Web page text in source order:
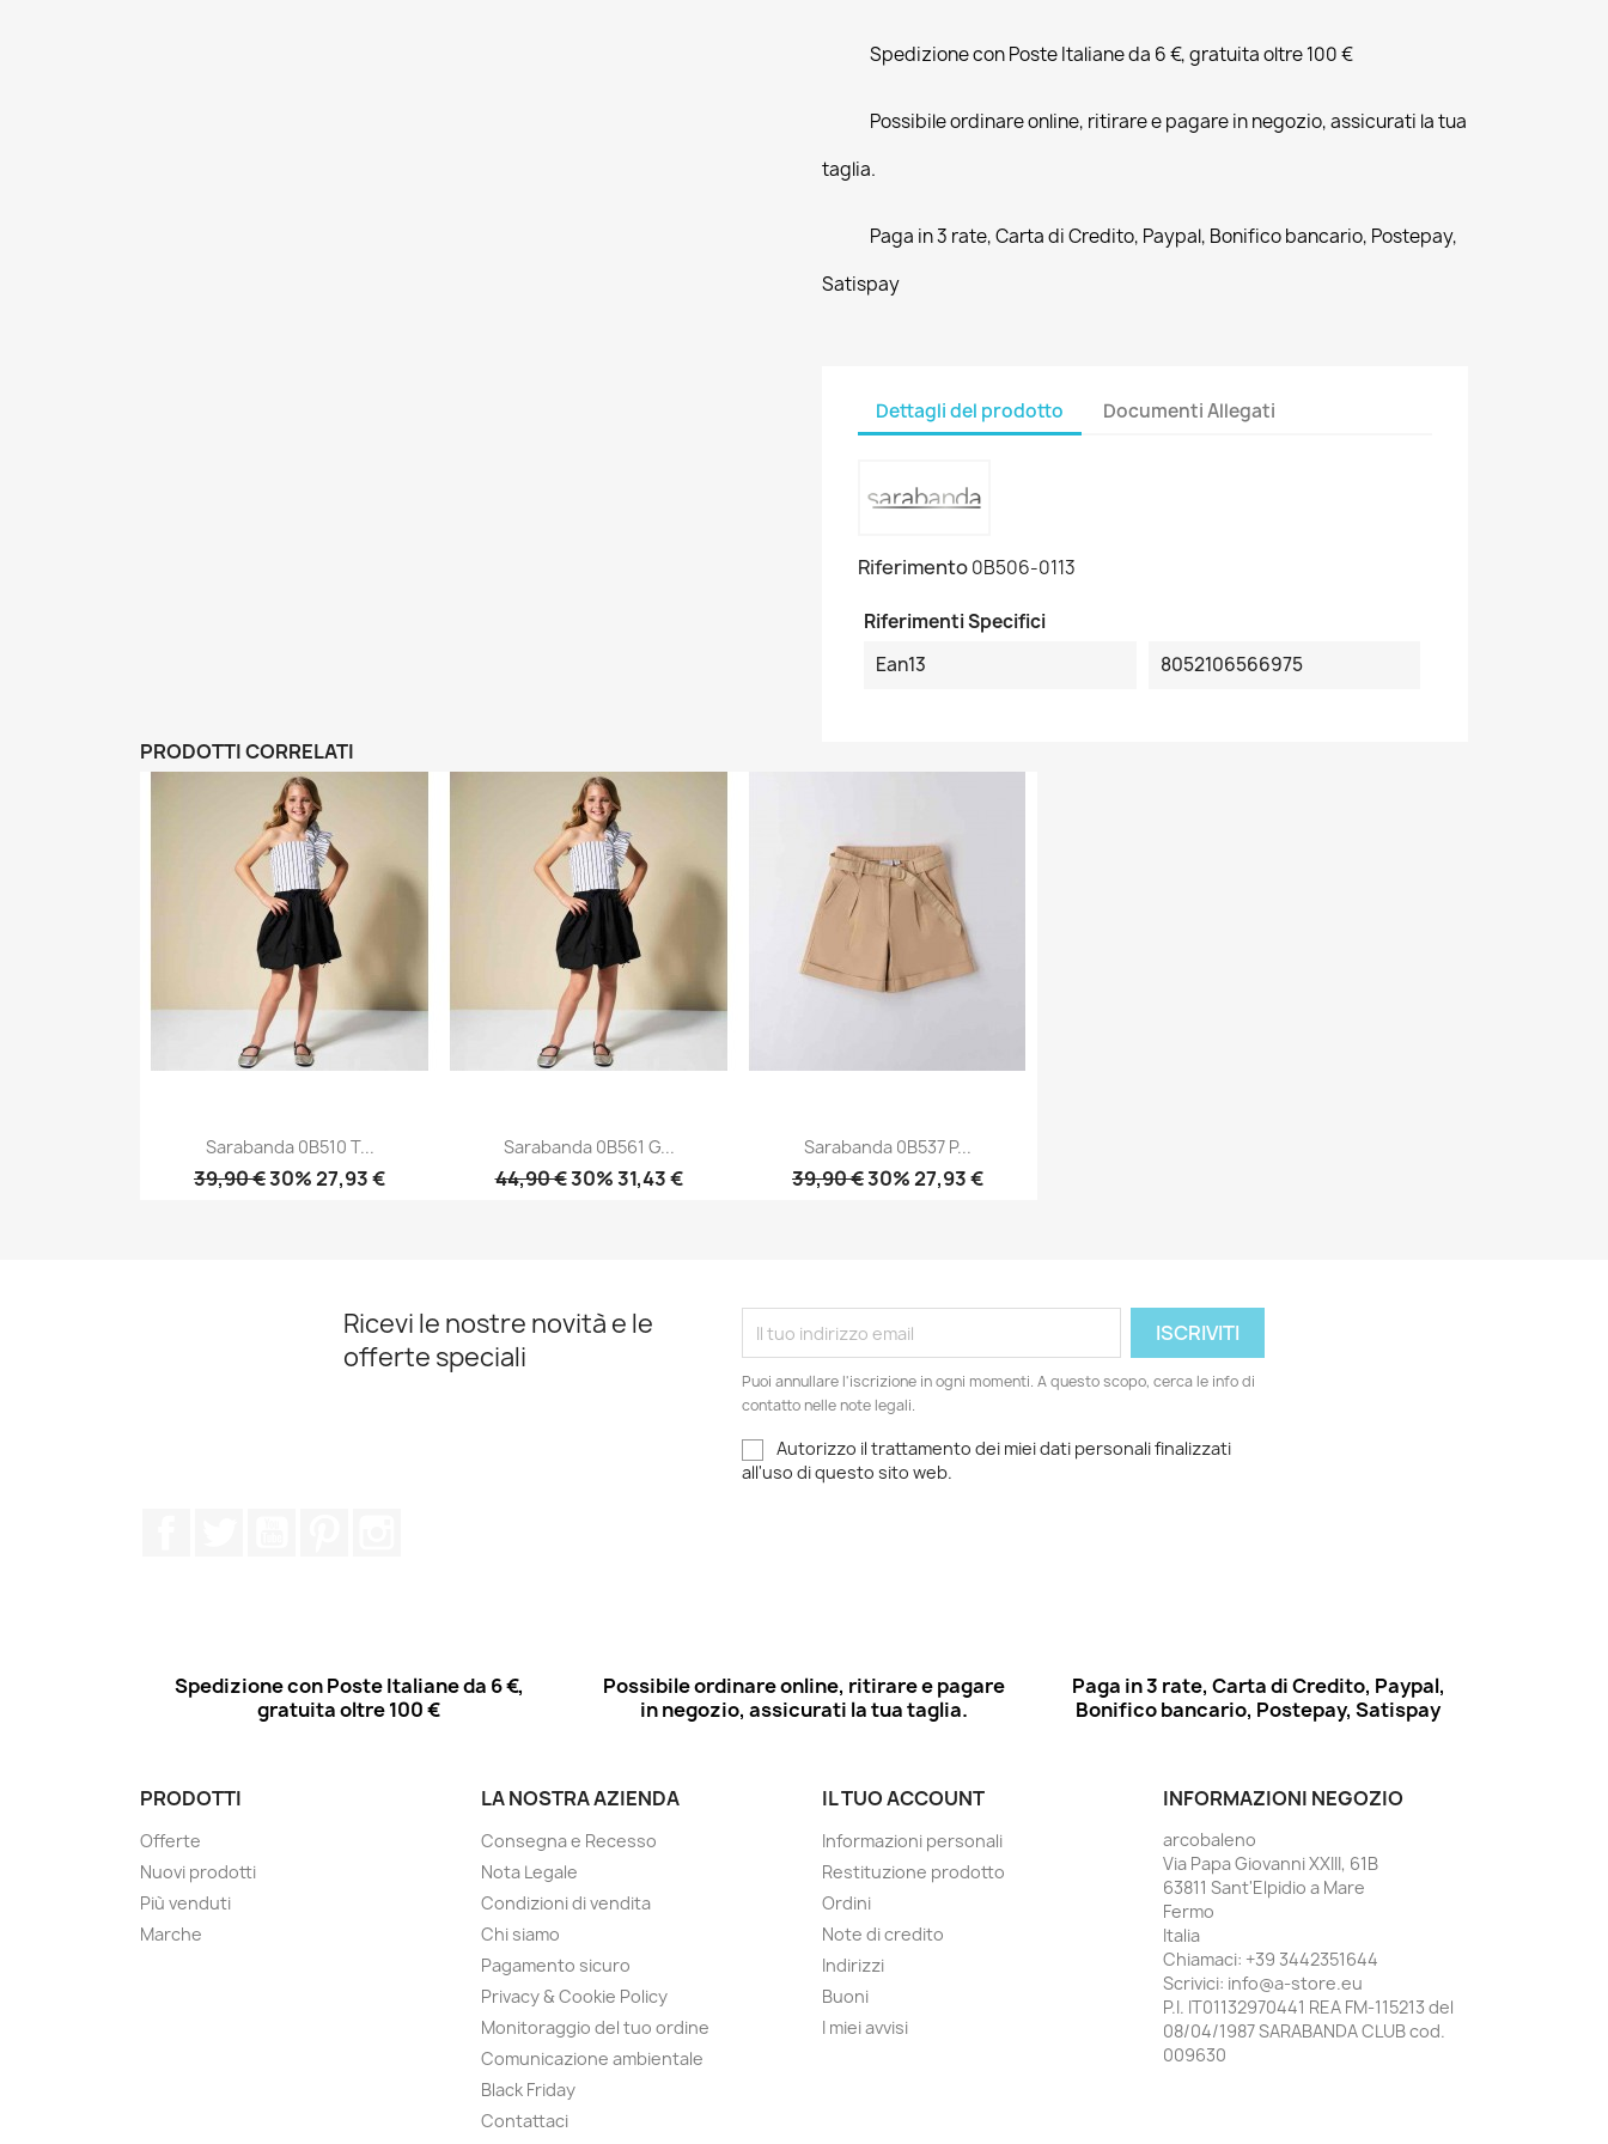
Spedizione con Poste Italiane da 6 €, gratuita oltre 100 €
Possibile ordinare online, ritirare e pagare in negozio, assicurati la tua
taglia.
Paga in 3 rate, Carta di Credito, Paypal, Bonifico bancario, Postepay,
Satispay
Dettagli del prodotto Documenti Allegati
Riferimento0B506-0113
Riferimenti Specifici
Ean13
8052106566975
PRODOTTI CORRELATI
Sarabanda 0B510 T...
39,90 €30% 27,93 €
Sarabanda 0B561 G...
44,90 €30% 31,43 €
Sarabanda 0B537 P...
39,90 €30% 27,93 €
Ricevi le nostre novità e le
offerte speciali
Puoi annullare l'iscrizione in ogni momenti. A questo scopo, cerca le info di
contatto nelle note legali.
Autorizzo il trattamento dei miei dati personali finalizzati
all'uso di questo sito web.
Spedizione con Poste Italiane da 6 €,
gratuita oltre 100 €
Possibile ordinare online, ritirare e pagare
in negozio, assicurati la tua taglia.
Paga in 3 rate, Carta di Credito, Paypal,
Bonifico bancario, Postepay, Satispay
PRODOTTI
Offerte
Nuovi prodotti
Più venduti
Marche
LA NOSTRA AZIENDA
Consegna e Recesso
Nota Legale
Condizioni di vendita
Chi siamo
Pagamento sicuro
Privacy & Cookie Policy
Monitoraggio del tuo ordine
Comunicazione ambientale
Black Friday
Contattaci
IL TUO ACCOUNT
Informazioni personali
Restituzione prodotto
Ordini
Note di credito
Indirizzi
Buoni
I miei avvisi
INFORMAZIONI NEGOZIO
arcobaleno
Via Papa Giovanni XXIII, 61B
63811 Sant'Elpidio a Mare
Fermo
Italia
Chiamaci: +39 3442351644
Scrivici: info@a-store.eu
P.I. IT01132970441 REA FM-115213 del
08/04/1987 SARABANDA CLUB cod.
009630